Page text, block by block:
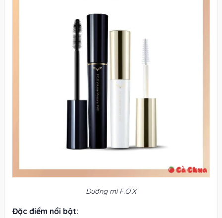
Dưỡng mi F.O.X
Đặc điểm nổi bật: